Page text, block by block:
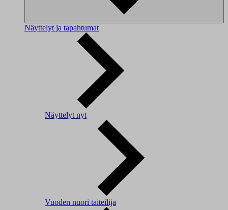
Näyttelyt ja tapahtumat
Näyttelyt nyt
Vuoden nuori taiteilija